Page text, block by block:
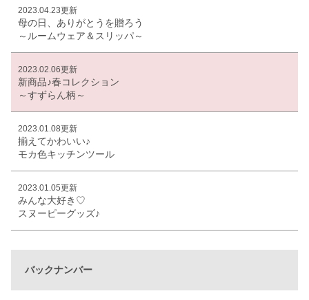
2023.04.23更新
母の日、ありがとうを贈ろう
～ルームウェア＆スリッパ～
2023.02.06更新
新商品♪春コレクション
～すずらん柄～
2023.01.08更新
揃えてかわいい♪
モカ色キッチンツール
2023.01.05更新
みんな大好き♡
スヌーピーグッズ♪
バックナンバー